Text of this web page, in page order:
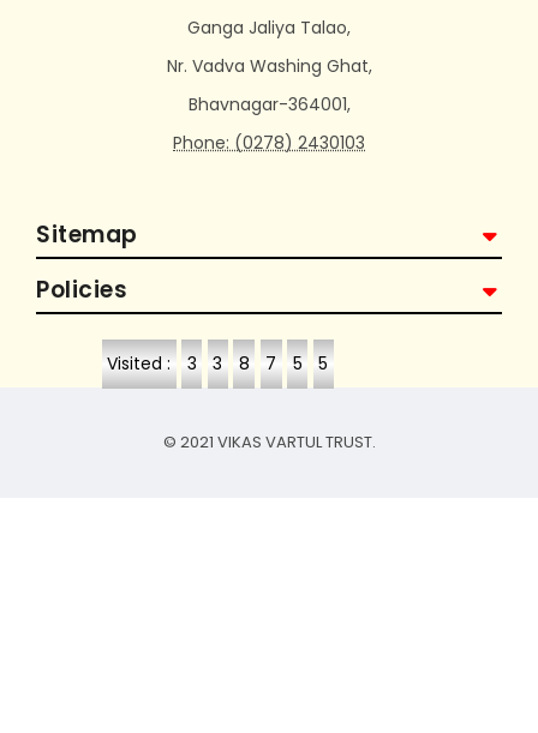
Ganga Jaliya Talao,
Nr. Vadva Washing Ghat,
Bhavnagar-364001,
Phone: (0278) 2430103
Sitemap
Policies
Visited : 3 3 8 7 5 5
© 2021 VIKAS VARTUL TRUST.